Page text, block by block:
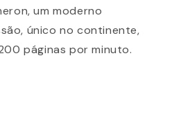
um moderno
único no continente,
páginas por minuto.